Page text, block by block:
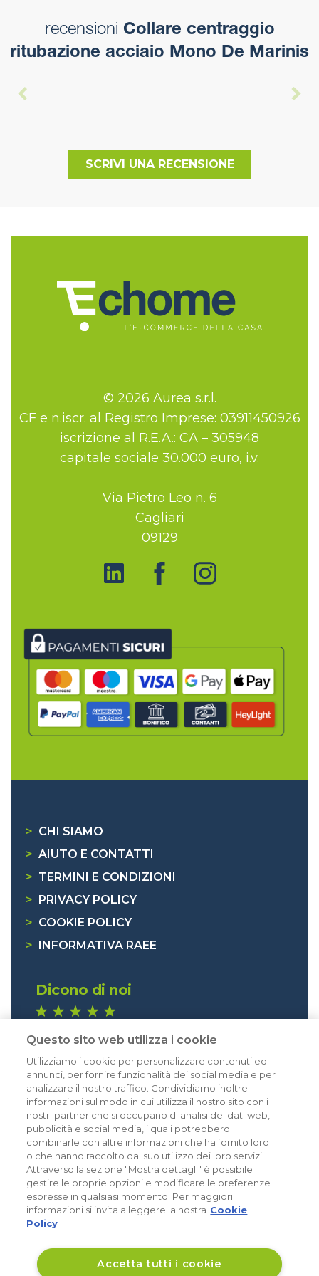
recensioni Collare centraggio
ritubazione acciaio Mono De Marinis
SCRIVI UNA RECENSIONE
© 2026 Aurea s.r.l.
CF e n.iscr. al Registro Imprese: 03911450926
iscrizione al R.E.A.: CA – 305948
capitale sociale 30.000 euro, i.v.
Via Pietro Leo n. 6
Cagliari
09129
> CHI SIAMO
> AIUTO E CONTATTI
> TERMINI E CONDIZIONI
> PRIVACY POLICY
> COOKIE POLICY
> INFORMATIVA RAEE
Dicono di noi
Eccellente (4,8)
Acquisti verificati
Questo sito web utilizza i cookie
Utilizziamo i cookie per personalizzare contenuti ed
annunci, per fornire funzionalità dei social media e per
analizzare il nostro traffico. Condividiamo inoltre
informazioni sul modo in cui utilizza il nostro sito con i
nostri partner che si occupano di analisi dei dati web,
pubblicità e social media, i quali potrebbero
combinarle con altre informazioni che ha fornito loro
o che hanno raccolto dal suo utilizzo dei loro servizi.
Attraverso la sezione "Mostra dettagli" è possibile
gestire le proprie opzioni e modificare le preferenze
espresse in qualsiasi momento. Per maggiori
informazioni si invita a leggere la nostra Cookie
Policy
Accetta tutti i cookie